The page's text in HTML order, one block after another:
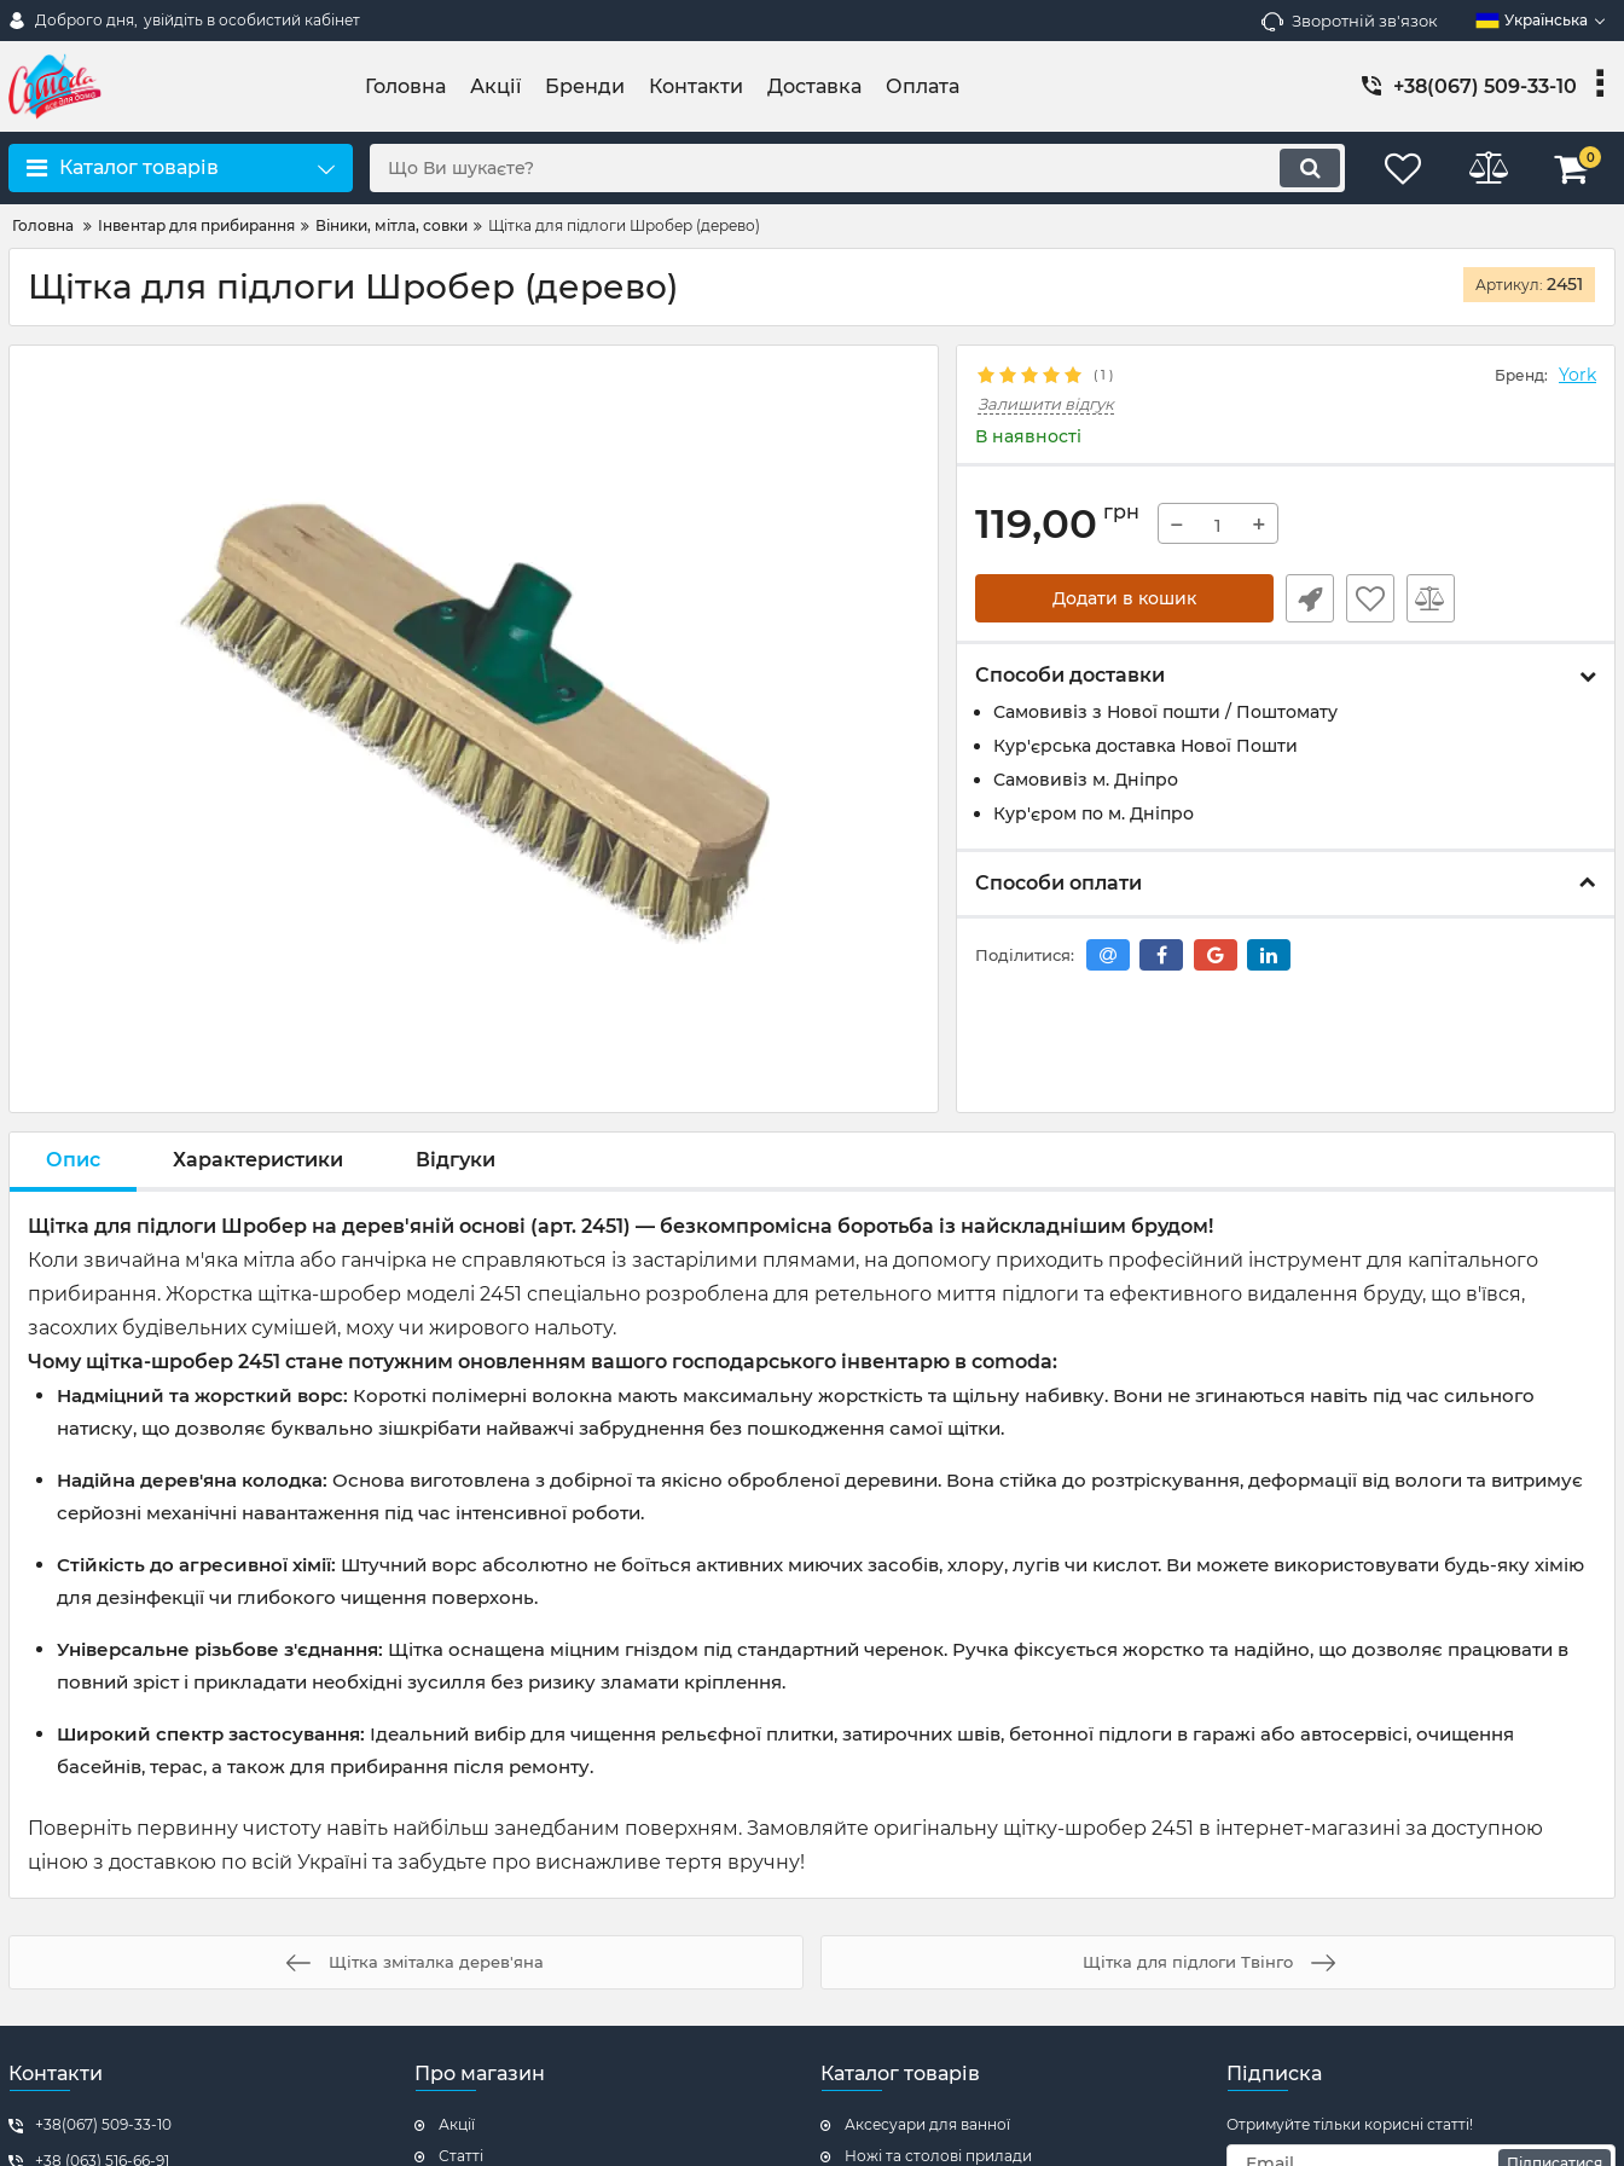
Доброго дня, увійдіть в особистий кабінет Зворотній зв'язок Українська
Головна Акції Бренди Контакти Доставка Оплата +38(067) 509-33-10
Каталог товарів 0
Головна Інвентар для прибирання Віники, мітла, совки Щітка для підлоги Шробер (дерево)
Щітка для підлоги Шробер (дерево) Артикул: 2451
( 1 ) Бренд: York
Залишити відгук
В наявності
119,00 грн − +
Додати в кошик
Способи доставки
Самовивіз з Нової пошти / Поштомату
Кур'єрська доставка Нової Пошти
Самовивіз м. Дніпро
Кур'єром по м. Дніпро
Способи оплати
Поділитися:
Опис Характеристики Відгуки
Щітка для підлоги Шробер на дерев'яній основі (арт. 2451) — безкомпромісна боротьба із найскладнішим брудом!
Коли звичайна м'яка мітла або ганчірка не справляються із застарілими плямами, на допомогу приходить професійний інструмент для капітального
прибирання. Жорстка щітка-шробер моделі 2451 спеціально розроблена для ретельного миття підлоги та ефективного видалення бруду, що в'ївся,
засохлих будівельних сумішей, моху чи жирового нальоту.
Чому щітка-шробер 2451 стане потужним оновленням вашого господарського інвентарю в comoda:
Надміцний та жорсткий ворс: Короткі полімерні волокна мають максимальну жорсткість та щільну набивку. Вони не згинаються навіть під час сильного
натиску, що дозволяє буквально зішкрібати найважчі забруднення без пошкодження самої щітки.
Надійна дерев'яна колодка: Основа виготовлена з добірної та якісно обробленої деревини. Вона стійка до розтріскування, деформації від вологи та витримує
серйозні механічні навантаження під час інтенсивної роботи.
Стійкість до агресивної хімії: Штучний ворс абсолютно не боїться активних миючих засобів, хлору, лугів чи кислот. Ви можете використовувати будь-яку хімію
для дезінфекції чи глибокого чищення поверхонь.
Універсальне різьбове з'єднання: Щітка оснащена міцним гніздом під стандартний черенок. Ручка фіксується жорстко та надійно, що дозволяє працювати в
повний зріст і прикладати необхідні зусилля без ризику зламати кріплення.
Широкий спектр застосування: Ідеальний вибір для чищення рельєфної плитки, затирочних швів, бетонної підлоги в гаражі або автосервісі, очищення
басейнів, терас, а також для прибирання після ремонту.
Поверніть первинну чистоту навіть найбільш занедбаним поверхням. Замовляйте оригінальну щітку-шробер 2451 в інтернет-магазині за доступною
ціною з доставкою по всій Україні та забудьте про виснажливе тертя вручну!
Щітка зміталка дерев'яна Щітка для підлоги Твінго
Контакти
+38(067) 509-33-10
+38 (063) 516-66-91
Про магазин
Акції
Статті
Каталог товарів
Аксесуари для ванної
Ножі та столові прилади
Підписка
Отримуйте тільки корисні статті!